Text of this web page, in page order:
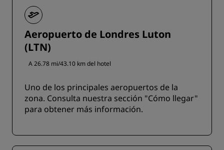
Aeropuerto de Londres Luton
(LTN)
A 26.78 mi/43.10 km del hotel
Uno de los principales aeropuertos de la
zona. Consulta nuestra sección "Cómo llegar"
para obtener más información.